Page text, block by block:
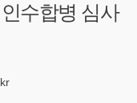
수합병 심사